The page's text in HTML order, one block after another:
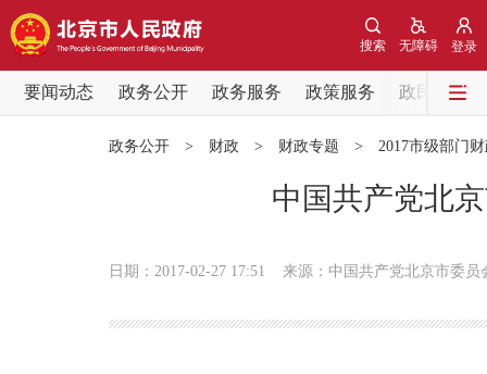
登录
无障碍
搜索
要闻动态 政务公开 政务服务 政策服务
政民互动
政务公开 > 财政 > 财政专题 > 2017市级部门
中国共产党北
日期：2017-02-27 17:51 来源：中国共产党北京市委员